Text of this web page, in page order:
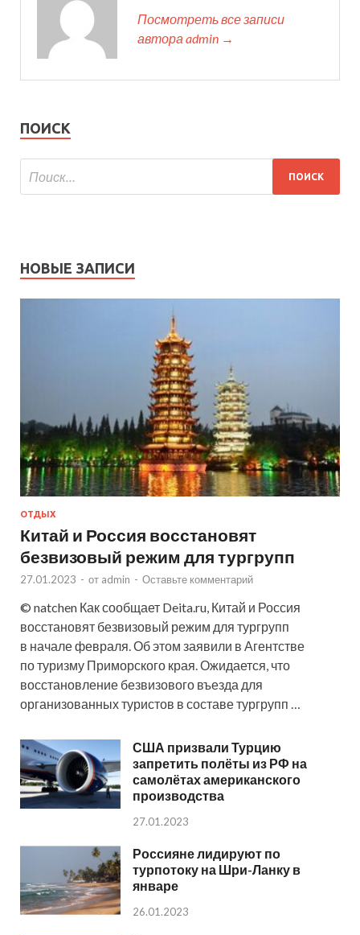
Посмотреть все записи
автора admin →
ПОИСК
НОВЫЕ ЗАПИСИ
ОТДЫХ
Китай и Россия восстановят
безвизовый режим для тургрупп
27.01.2023 - от admin - Оставьте комментарий
© natchen Как сообщает Deita.ru, Китай и Россия
восстановят безвизовый режим для тургрупп
в начале февраля. Об этом заявили в Агентстве
по туризму Приморского края. Ожидается, что
восстановление безвизового въезда для
организованных туристов в составе тургрупп …
США призвали Турцию
запретить полёты из РФ на
самолётах американского
производства
27.01.2023
Россияне лидируют по
турпотоку на Шри-Ланку в
январе
26.01.2023